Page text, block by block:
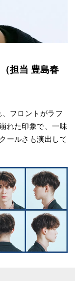
担当 豊島春
フロントがラフ
れた印象で、一味
ールさも演出して